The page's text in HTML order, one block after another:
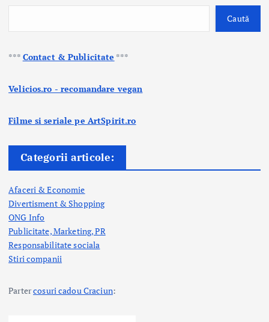
Caută
*** Contact & Publicitate ***
Velicios.ro - recomandare vegan
Filme si seriale pe ArtSpirit.ro
Categorii articole:
Afaceri & Economie
Divertisment & Shopping
ONG Info
Publicitate, Marketing, PR
Responsabilitate sociala
Stiri companii
Partercosuri cadou Craciun: